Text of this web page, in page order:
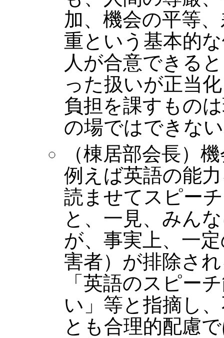
加、機会の平等
重という基本的
人が合意できる
った扱いが正当
負担を課すもの
の場ではできな
（棟居部会長）
例えば英語の能
読ませてスピー
と、一見、みん
が、事実上、一
害者）が排除さ
「英語のスピー
い」等と指摘し
とも合理的配慮